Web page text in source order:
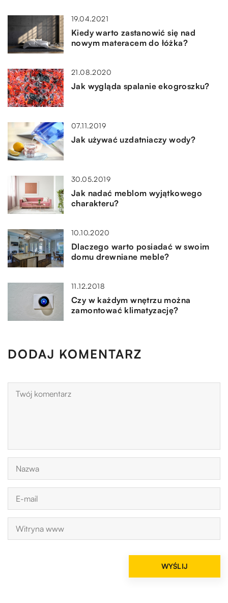
19.04.2021
Kiedy warto zastanowić się nad
nowym materacem do łóżka?
21.08.2020
Jak wygląda spalanie ekogroszku?
07.11.2019
Jak używać uzdatniaczy wody?
30.05.2019
Jak nadać meblom wyjątkowego
charakteru?
10.10.2020
Dlaczego warto posiadać w swoim
domu drewniane meble?
11.12.2018
Czy w każdym wnętrzu można
zamontować klimatyzację?
DODAJ KOMENTARZ